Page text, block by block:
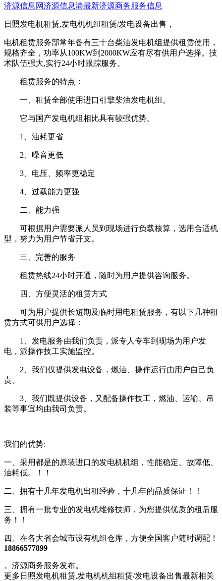
济源信息网济源信息港最新济源商务服务信息
日照发电机租赁,发电机机组租赁/发电设备出售，
电机租赁服务部常年备有三十台柴油发电机组提供租赁使用，
规格齐全，功率从100KW到2000KW应有尽有供用户选择。技
术队伍强大,实行24小时跟踪服务。
租赁服务的特点：
一、租赁全部使用进口引擎柴油发电机组。
它与国产发电机组相比具有较强优势。
1、油耗更省
2、噪音更低
3、电压、频率更稳定
4、过载能力更强
二、能力强
可根据用户需要派人员到现场进行负载核算，选用合适机
型，努力为用户节省开支。
三、完善的服务
租赁热线24小时开通，随时为用户提供咨询服务。
四、方便灵活的租赁方式
可为用户提供长短期及临时用电租赁服务，有以下几种租
赁方式可供用户选择：
1、发电服务由我们负责，派专人专车到现场为用户发
电，派操作技工实施监控。
2、我们仅提供发电设备，燃油、操作运行由用户自己负
责。
3、我们既提供设备，又配备操作技工，燃油、运输、吊
装等事宜均由我司负责。
我们的优势:
一、采用都是的原装进口的发电机机组，性能稳定、故障低、
油耗低。！！
二、拥有十几年发电机出租经验，十几年的品质保证！！
三、拥有一批专业的发电机维修技师，为您提供优质的租后服
务！！
四、在各大省会城市设有机组仓库，方便全国客户随时调配！
18866577899
。济源商务服务发布。
更多日照发电机租赁,发电机机组租赁/发电设备出售最新相关